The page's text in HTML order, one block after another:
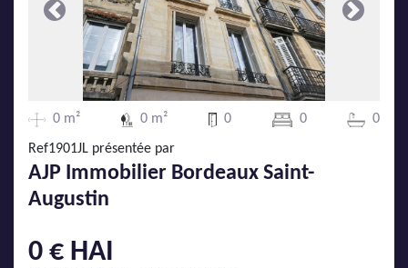
LOCATIONS DE VACANCES
ENTREPRISES
DEVENIR FRANCHISÉ
AJP Recrute
AJP Actualités
Service Qualité Clients
Précédente Suivante
0 m² 0 m² 0 0 0
Ref1901JL présentée par
AJP Immobilier Bordeaux Saint-
Augustin
0 € HAI